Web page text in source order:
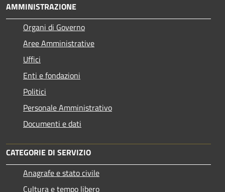
AMMINISTRAZIONE
Organi di Governo
Aree Amministrative
Uffici
Enti e fondazioni
Politici
Personale Amministrativo
Documenti e dati
CATEGORIE DI SERVIZIO
Anagrafe e stato civile
Cultura e tempo libero